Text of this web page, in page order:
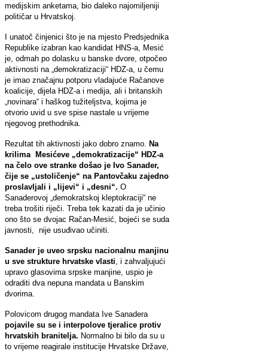
medijskim anketama, bio daleko najomiljeniji
političar u Hrvatskoj.
I unatoč činjenici što je na mjesto Predsjednika
Republike izabran kao kandidat HNS-a, Mesić
je, odmah po dolasku u banske dvore, otpočeo
aktivnosti na „demokratizaciji“ HDZ-a, u čemu
je imao značajnu potporu vladajuće Račanove
koalicije, dijela HDZ-a i medija, ali i britanskih
„novinara“ i haškog tužiteljstva, kojima je
otvorio uvid u sve spise nastale u vrijeme
njegovog prethodnika.
Rezultat tih aktivnosti jako dobro znamo.
Na
krilima Mesićeve „demokratizacije“ HDZ-a
na čelo ove stranke došao je Ivo Sanader,
čije se „ustoličenje“ na Pantovčaku zajedno
proslavljali i „lijevi“ i „desni“. O
Sanaderovoj „demokratskoj kleptokraciji“ ne
treba trošiti riječi. Treba tek kazati da je učinio
ono što se dvojac Račan-Mesić, bojeći se suda
javnosti, nije usuđivao učiniti.
Sanader je uveo srpsku nacionalnu manjinu
u sve strukture hrvatske vlasti , i zahvaljujući
upravo glasovima srpske manjine, uspio je
odraditi dva nepuna mandata u Banskim
dvorima.
Polovicom drugog mandata Ive Sanadera
pojavile su se i interpolove tjeralice protiv
hrvatskih branitelja. Normalno bi bilo da su u
to vrijeme reagirale institucije Hrvatske Države,